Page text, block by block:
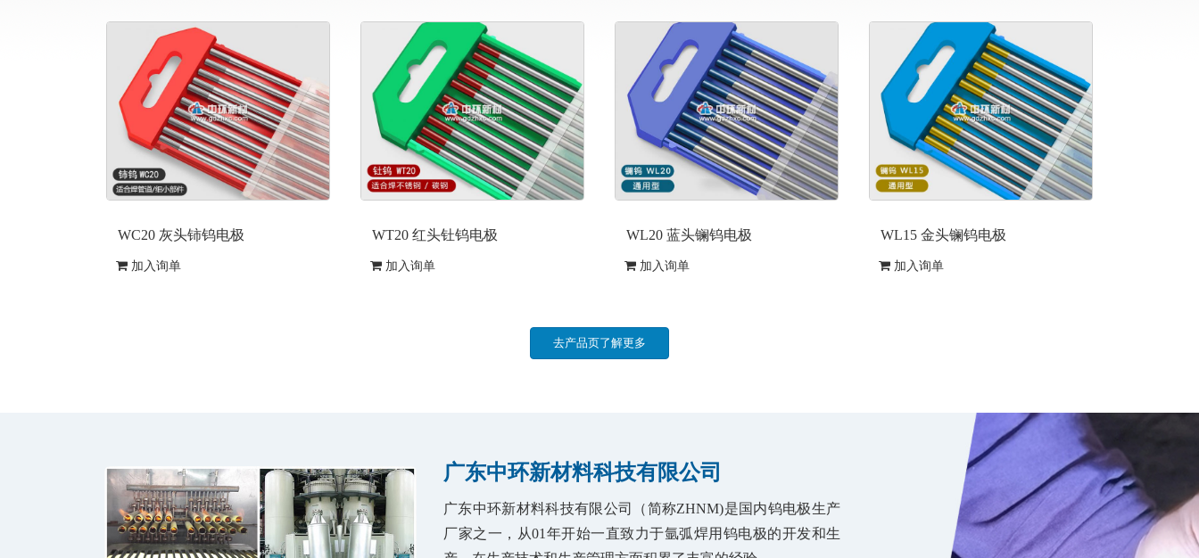
WC20 灰头铈钨电极
加入询单
WT20 红头钍钨电极
加入询单
WL20 蓝头镧钨电极
加入询单
WL15 金头镧钨电极
加入询单
去产品页了解更多
广东中环新材料科技有限公司
广东中环新材料科技有限公司（简称ZHNM)是国内钨电极生产
厂家之一，从01年开始一直致力于氩弧焊用钨电极的开发和生